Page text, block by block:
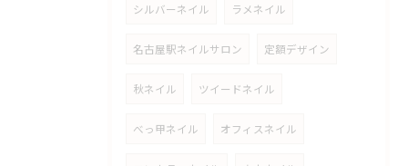
シルバーネイル ラメネイル
名古屋駅ネイルサロン 定額デザイン
秋ネイル ツイードネイル
べっ甲ネイル オフィスネイル